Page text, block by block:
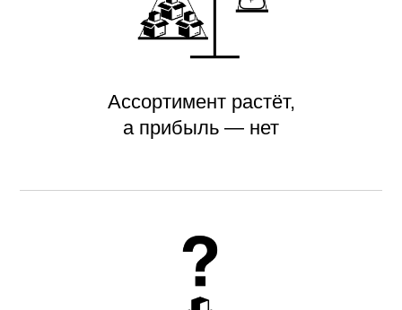
Ассортимент растёт,
а прибыль — нет